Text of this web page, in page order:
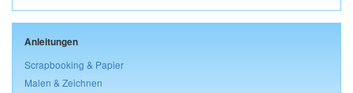
Anleitungen
Scrapbooking & Papier
Malen & Zeichnen